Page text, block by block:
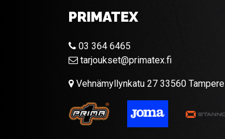
PRIMATEX
03 364 6465
tarjoukset@primatex.fi
Vehnämyllynkatu 27 33560 Tampere